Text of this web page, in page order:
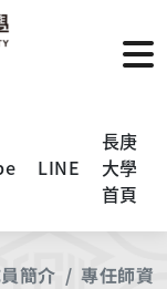
LINE
長庚
大學
首頁
簡介 專任師資